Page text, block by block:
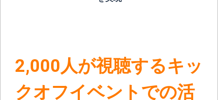
2,000人が視聴するキッ
クオフイベントでの活